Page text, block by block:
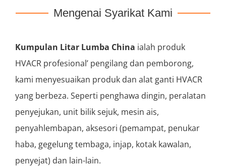
Mengenai Syarikat Kami
Kumpulan Litar Lumba China ialah produk
HVACR profesional’ pengilang dan pemborong,
kami menyesuaikan produk dan alat ganti HVACR
yang berbeza. Seperti penghawa dingin, peralatan
penyejukan, unit bilik sejuk, mesin ais,
penyahlembapan, aksesori (pemampat, penukar
haba, gegelung tembaga, injap, kotak kawalan,
penyejat) dan lain-lain.